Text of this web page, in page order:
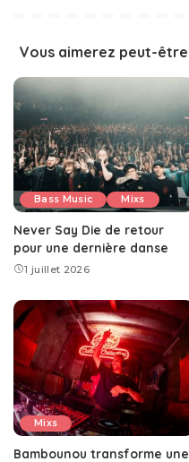
Vous aimerez peut-être
Bass Music Mixs
Never Say Die de retour
pour une dernière danse
1 juillet 2026
Mixs
Bambounou transforme une